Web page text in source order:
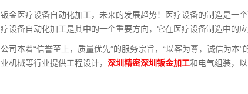
钣金医疗设备自动化加工，未来的发展趋势！医疗设备的制造是一
疗设备自动化加工是其中的一个重要方向，它在医疗设备制造中的
公司本着“信誉至上，质量优先”的服务宗旨，“以客为尊，诚信为
业机械等行业提供工程设计，深圳精密深圳钣金加工和电气组装，